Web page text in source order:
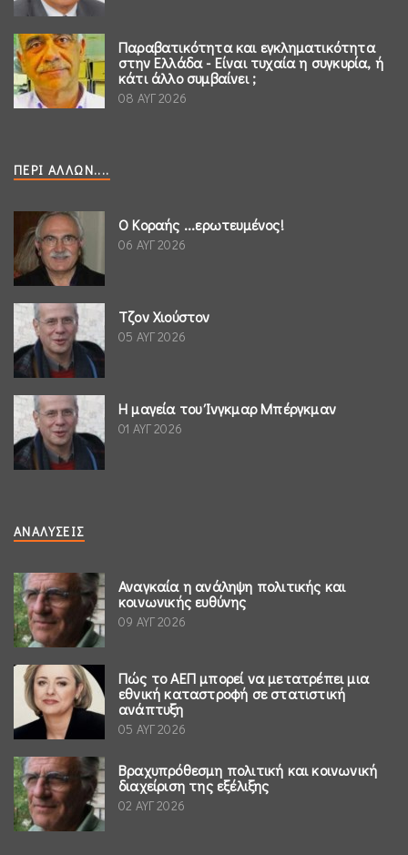
Παραβατικότητα και εγκληματικότητα
στην Ελλάδα - Είναι τυχαία η συγκυρία, ή
κάτι άλλο συμβαίνει ;
08 ΑΥΓ 2026
ΠΕΡΊ ΆΛΛΩΝ....
Ο Κοραής ...ερωτευμένος!
06 ΑΥΓ 2026
Τζον Χιούστον
05 ΑΥΓ 2026
Η μαγεία του Ίνγκμαρ Μπέργκμαν
01 ΑΥΓ 2026
ΑΝΑΛΎΣΕΙΣ
Αναγκαία η ανάληψη πολιτικής και
κοινωνικής ευθύνης
09 ΑΥΓ 2026
Πώς το ΑΕΠ μπορεί να μετατρέπει μια
εθνική καταστροφή σε στατιστική
ανάπτυξη
05 ΑΥΓ 2026
Βραχυπρόθεσμη πολιτική και κοινωνική
διαχείριση της εξέλιξης
02 ΑΥΓ 2026